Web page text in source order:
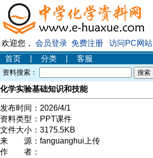
欢迎您， 会员登录 免费注册
访问PC网站
首页
分类 客服
资料搜索：
化学实验基础知识和技能
发布时间： 2026/4/1
资料类型： PPT课件
文件大小： 3175.5KB
来 源： fanguanghui上传
作 者：